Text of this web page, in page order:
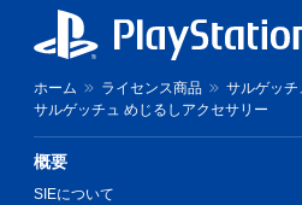
ホーム ライセンス商品
サルゲッチ
サルゲッチュ めじるしアクセサリー
概要
SIEについて